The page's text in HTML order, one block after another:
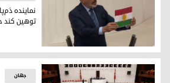
سرّی ساکیک، نماینده حزب برابری و
نماینده
توهین کند
جهان